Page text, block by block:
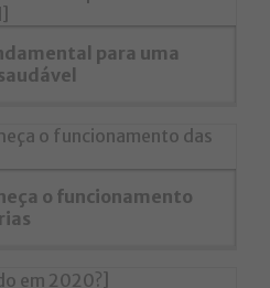
para uma
o funcionamento